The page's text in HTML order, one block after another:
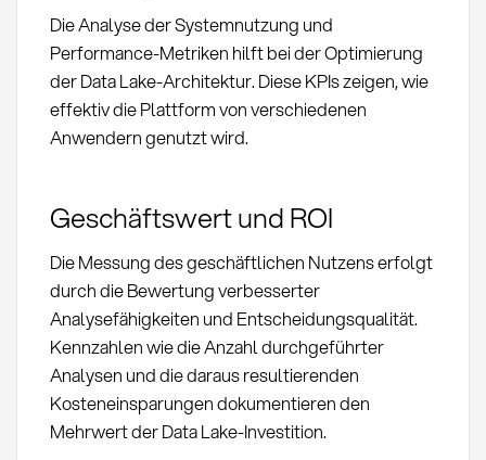
Die Analyse der Systemnutzung und
Performance-Metriken hilft bei der Optimierung
der Data Lake-Architektur. Diese KPIs zeigen, wie
effektiv die Plattform von verschiedenen
Anwendern genutzt wird.
Geschäftswert und ROI
Die Messung des geschäftlichen Nutzens erfolgt
durch die Bewertung verbesserter
Analysefähigkeiten und Entscheidungsqualität.
Kennzahlen wie die Anzahl durchgeführter
Analysen und die daraus resultierenden
Kosteneinsparungen dokumentieren den
Mehrwert der Data Lake-Investition.